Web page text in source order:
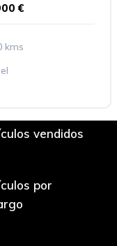
€
kms
vendidos
por